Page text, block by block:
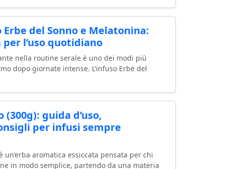
del Sonno e Melatonina:
l’uso quotidiano
nella routine serale è uno dei modi più
dopo giornate intense. L’infuso Erbe del
guida d’uso,
per infusi sempre
un’erba aromatica essiccata pensata per chi
in modo semplice, partendo da una materia